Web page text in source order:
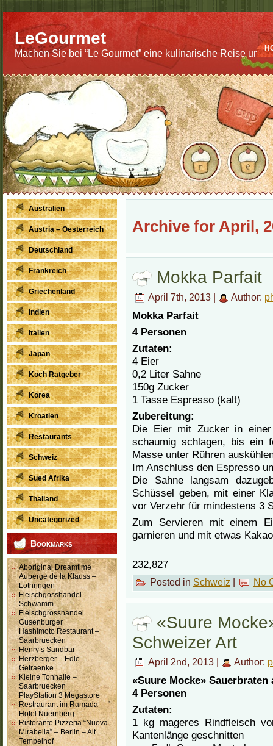
LeGourmet
Machen Sie bei “Le Gourmet” eine kulinarische Reise um
Australien
Austria – Oesterreich
Deutschland
Frankreich
Griechenland
Indien
Italien
Japan
Koch Ratgeber
Korea
Kroatien
Restaurants
Schweiz
Sued Afrika
Thailand
Uncategorized
Bookmarks
Aboriginal Dreamtime
Auberge de la Klauss –
Lothringen
Fleischgosshandel
Schwamm
Fleischgrosshandel
Gusenburger
Hashimoto Restaurant –
Saarbruecken
Henry’s Sandbar
Herzberger – Edle
Getraenke
Kleine Tonhalle –
Saarbruecken
PlayStation 3 Megastore
Restraurant im Ramada
Hotel Nuernberg
Ristorante Pizzeria “Nuova
Mirabella” – Berlin – Alt
Tempelhof
Archive for April,
Mokka Parfait
April 7th, 2013 | Author:
Mokka Parfait
4 Personen
Zutaten:
4 Eier
0,2 Liter Sahne
150g Zucker
1 Tasse Espresso (kalt)
Zubereitung:
Die Eier mit Zucker in
schaumig schlagen, bis ein
Masse unter Rühren
Im Anschluss den Espresso
Die Sahne langsam
Schüssel geben, mit einer
vor Verzehr für mindestens 3
Zum Servieren mit einem
garnieren und mit etwas
232,827
Posted in Schweiz No
«Suure
Schweizer Art
April 2nd, 2013 | Author:
«Suure Mocke»
4 Personen
Zutaten:
1 kg mageres Rindfleisch
Kantenlänge geschnitten